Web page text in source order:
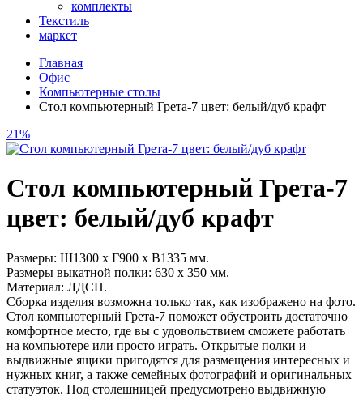
комплекты
Текстиль
маркет
Главная
Офис
Компьютерные столы
Стол компьютерный Грета-7 цвет: белый/дуб крафт
21%
Стол компьютерный Грета-7
цвет: белый/дуб крафт
Размеры: Ш1300 х Г900 х В1335 мм.
Размеры выкатной полки: 630 х 350 мм.
Материал: ЛДСП.
Сборка изделия возможна только так, как изображено на фото.
Стол компьютерный Грета-7 поможет обустроить достаточно
комфортное место, где вы с удовольствием сможете работать
на компьютере или просто играть. Открытые полки и
выдвижные ящики пригодятся для размещения интересных и
нужных книг, а также семейных фотографий и оригинальных
статуэток. Под столешницей предусмотрено выдвижную